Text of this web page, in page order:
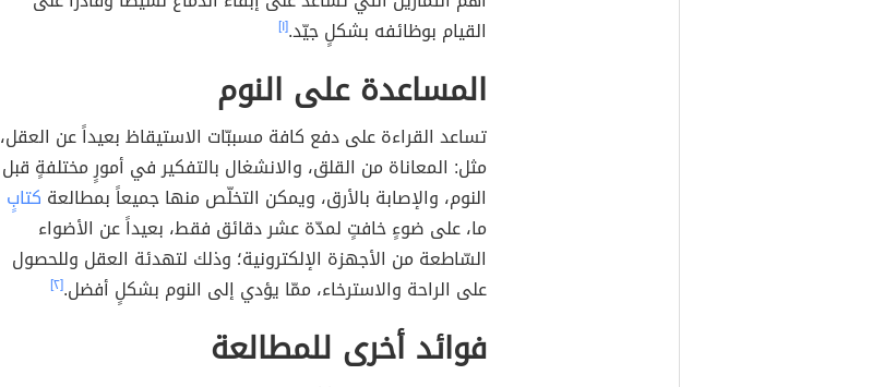
القيام بوظائفه بشكلٍ جيّد.[١]
المساعدة على النوم
تساعد القراءة على دفع كافة مسببّات الاستيقاظ بعيداً عن العقل،
مثل: المعاناة من القلق، والانشغال بالتفكير في أمورٍ مختلفةٍ قبل
النوم، والإصابة بالأرق، ويمكن التخلّص منها جميعاً بمطالعة كتابٍ
ما، على ضوءٍ خافتٍ لمدّة عشر دقائق فقط، بعيداً عن الأضواء
السّاطعة من الأجهزة الإلكترونية؛ وذلك لتهدئة العقل وللحصول
على الراحة والاسترخاء، ممّا يؤدي إلى النوم بشكلٍ أفضل.[٢]
فوائد أخرى للمطالعة